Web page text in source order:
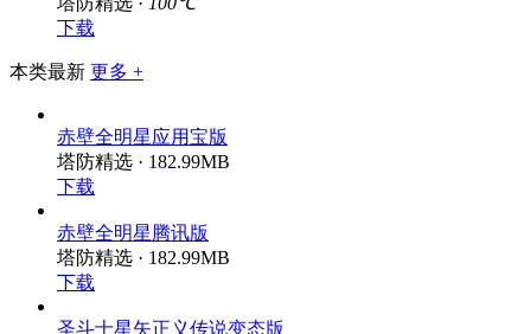
丛林防御
塔防精选 ·
下载
赤壁全明星应用宝版
塔防精选 · 182.99MB
下载
赤壁全明星腾讯版
下载